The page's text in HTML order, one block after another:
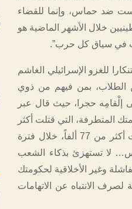
ضد حماس، وإنما للقضاء
خلال الأشهر الماضية هو
في سياق كل حرب”.
للغزو الإسرائيلي الغاشم
الطلاب، بمن فيهم من ذوي
إلْقامِه حجرا، حيث قال عبر
المتطرفة، التي قتلت أكثر
من 34 ألف فلسطيني، 70% منهم من النساء والأطفال، وجرحت أكثر من 77 ألفاً، خلال فترة
لا تستهزئ بذكاء الشعب
وغير الأخلاقية لحكومتك
لصرف الانتباه عن الاتهامات